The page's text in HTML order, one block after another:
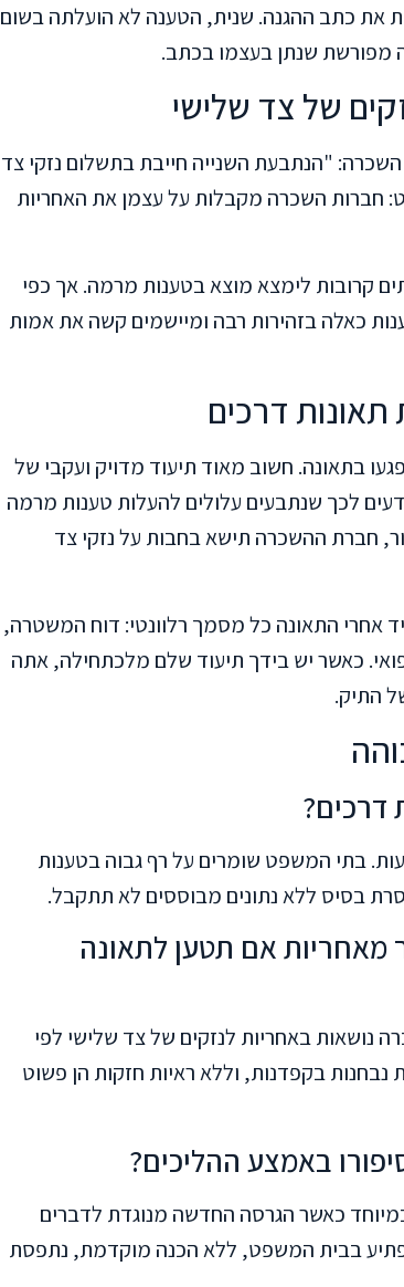
את כתב ההגנה. שנית, הטענה לא הועלתה בשום
מפורשת שנתן בעצמו בכתב.
של צד שלישי
"הנתבעת השנייה חייבת בתשלום נזקי צד
חברות השכרה מקבלות על עצמן את האחריות
קרובות לימצא מוצא בטענות מרמה. אך כפי
כאלה בזהירות רבה ומיישמים קשה את אמות
תאונות דרכים
בתאונה. חשוב מאוד תיעוד מדויק ועקבי של
לכך שנתבעים עלולים להעלות טענות מרמה
חברת ההשכרה תישא בחבות על נזקי צד
אחרי התאונה כל מסמך רלוונטי: דוח המשטרה,
כאשר יש בידך תיעוד שלם מלכתחילה, אתה
התיק.
דרכים?
בתי המשפט שומרים על רף גבוה בטענות
בסיס ללא נתונים מבוססים לא תתקבל.
אם תטען לתאונה
נושאות באחריות לנזקים של צד שלישי לפי
בקפדנות, וללא ראיות חזקות הן פשוט
באמצע ההליכים?
כאשר הגרסה החדשה מנוגדת לדברים
בבית המשפט, ללא הכנה מוקדמת, נתפסת